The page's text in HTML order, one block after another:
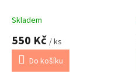
Skladem
550 Kč / ks
Do košíku